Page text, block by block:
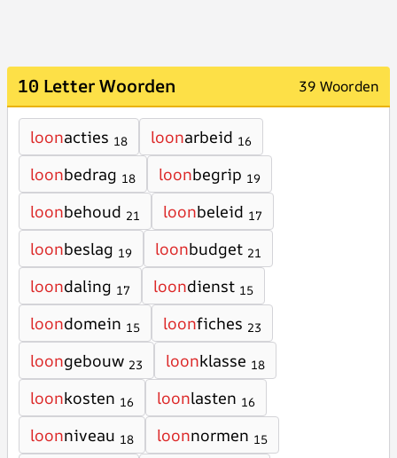
10 Letter Woorden 39 Woorden
loonacties 18 loonarbeid 16
loonbedrag 18 loonbegrip 19
loonbehoud 21 loonbeleid 17
loonbeslag 19 loonbudget 21
loondaling 17 loondienst 15
loondomein 15 loonfiches 23
loongebouw 23 loonklasse 18
loonkosten 16 loonlasten 16
loonniveau 18 loonnormen 15